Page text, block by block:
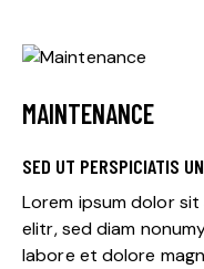
MAINTENANCE
SED UT PERSPICIATIS
Lorem ipsum dolor
elitr, sed diam
labore et dolore